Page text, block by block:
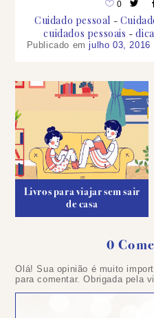
0
Cuidado pessoal
cuidados pessoais
Publicado emjulho 03, 2016
Livros para viajar sem sair
de casa
0
um
comentário
Olá! Sua opinião é muito
para comentar. Obrigada pela